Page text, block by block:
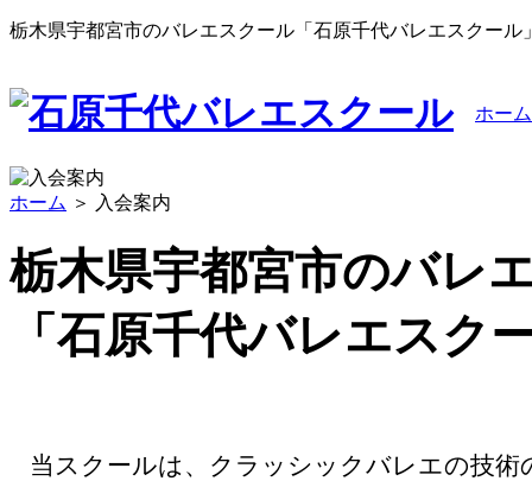
栃木県宇都宮市のバレエスクール「石原千代バレエスクール
ホーム
ホーム ＞ 入会案内
栃木県宇都宮市のバレ
「石原千代バレエスク
当スクールは、クラッシックバレエの技術